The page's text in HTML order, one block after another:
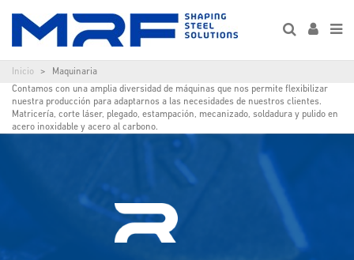
Inicio
Maquinaria
Contamos con una amplia diversidad de máquinas que nos permite flexibilizar
nuestra producción para adaptarnos a las necesidades de nuestros clientes.
Matricería, corte láser, plegado, estampación, mecanizado, soldadura y pulido en
acero inoxidable y acero al carbono.